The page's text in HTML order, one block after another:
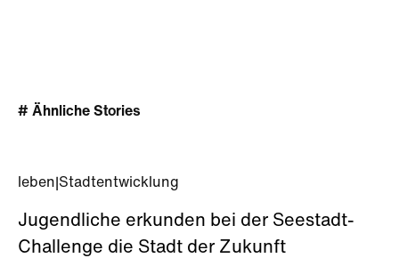
# Ähnliche Stories
leben Stadtentwicklung
Jugendliche erkunden bei der Seestadt-
Challenge die Stadt der Zukunft